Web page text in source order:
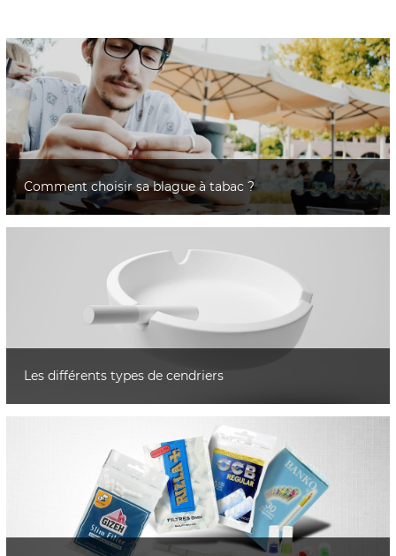
Comment choisir sa blague à tabac ?
Les différents types de cendriers